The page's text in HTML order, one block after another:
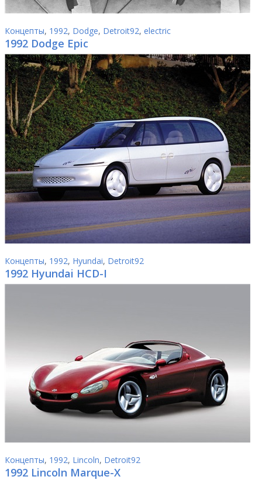
Концепты, 1992, Dodge, Detroit92, electric
1992 Dodge Epic
Концепты, 1992, Hyundai, Detroit92
1992 Hyundai HCD-I
Концепты, 1992, Lincoln, Detroit92
1992 Lincoln Marque-X